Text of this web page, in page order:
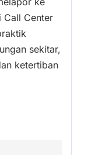
Call Center
sekitar,
ketertiban